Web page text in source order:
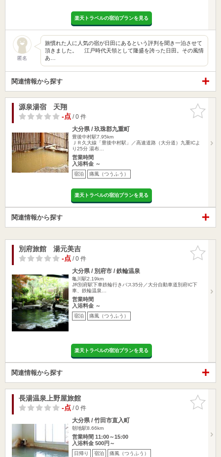
楽天トラベルの宿泊プランを見る
匿名
旅慣れた人に人気の宿が日田にあるという評判を聞き一泊させて
頂きました。 江戸時代天領として隆盛を誇った日田。その風情
あ…
関連情報から探す
お気に入
りに追加
源泉湯宿 天翔
-点/ 0 件
大分県 / 玖珠郡九重町
豊後中村駅7.95km
ＪＲ久大線「豊後中村駅」／高速道路（大分道）九重ICよ
り25分 湯布…
営業時間
入浴料金 ～
宿泊 痛風（つうふう）
楽天トラベルの宿泊プランを見る
関連情報から探す
お気に入
りに追加
別府旅館 湯元美吉
-点/ 0 件
大分県 / 別府市 / 鉄輪温泉
亀川駅2.19km
JR別府駅下車鉄輪行きバス35分／大分自動車道別府IC下
車、鉄輪温泉…
営業時間
入浴料金 ～
宿泊 痛風（つうふう）
楽天トラベルの宿泊プランを見る
関連情報から探す
お気に入
りに追加
長湯温泉上野屋旅館
-点/ 0 件
大分県 / 竹田市直入町
朝地駅8.66km
営業時間 11:00～15:00
入浴料金 500円～
日帰り 宿泊 痛風（つうふう）